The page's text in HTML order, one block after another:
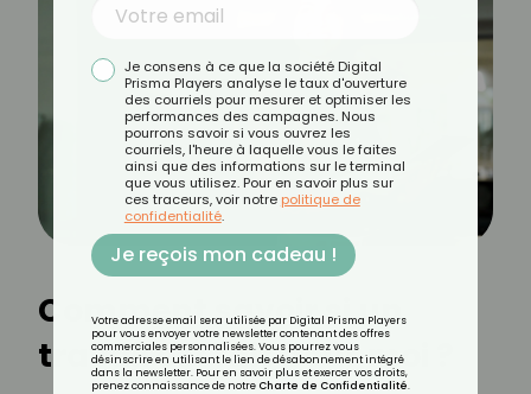
Comment savoir si un
travail est fait pour moi ?
Je consens à ce que la société Digital
Prisma Players analyse le taux d'ouverture
des courriels pour mesurer et optimiser les
performances des campagnes. Nous
pourrons savoir si vous ouvrez les
courriels, l'heure à laquelle vous le faites
ainsi que des informations sur le terminal
que vous utilisez. Pour en savoir plus sur
ces traceurs, voir notre politique de
confidentialité.
Je reçois mon cadeau !
Votre adresse email sera utilisée par Digital Prisma Players
pour vous envoyer votre newsletter contenant des offres
commerciales personnalisées. Vous pourrez vous
désinscrire en utilisant le lien de désabonnement intégré
dans la newsletter. Pour en savoir plus et exercer vos droits,
prenez connaissance de notre Charte de Confidentialité.